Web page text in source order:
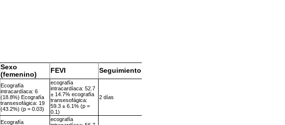
Sexo
(femenino)
FEVI Seguimiento
Ecografía
intracardíaca: 6
(18.8%) Ecografía
transesofágica: 19
(43.2%) (p = 0.03)
ecografía
intracardíaca: 52.7
± 14.7% ecografía
transesofágica:
59.3 ± 6.1% (p =
0.1)
2 días
Ecografía
ecografía